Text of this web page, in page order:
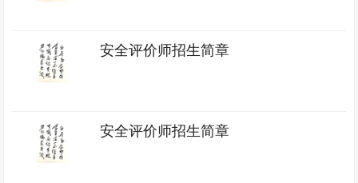
安全评价师招生简章
安全评价师招生简章